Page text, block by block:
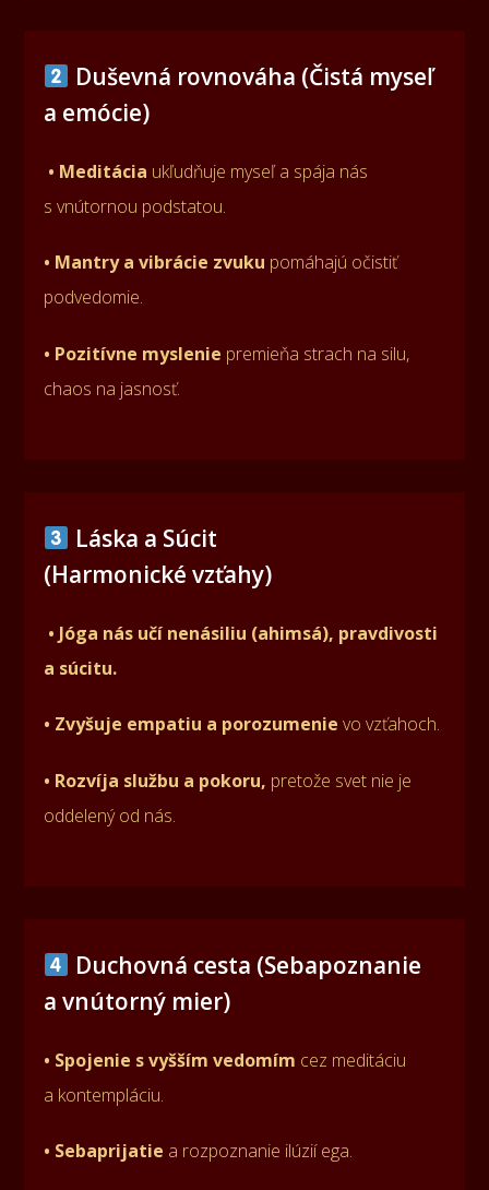
Duševná rovnováha (Čistá myseľ
a emócie)
• Meditácia ukľudňuje myseľ a spája nás
s vnútornou podstatou.
• Mantry a vibrácie zvuku pomáhajú očistiť
podvedomie.
• Pozitívne myslenie premieňa strach na silu,
chaos na jasnosť.
Láska a Súcit
(Harmonické vzťahy)
• Jóga nás učí nenásiliu (ahimsá), pravdivosti
a súcitu.
• Zvyšuje empatiu a porozumenie vo vzťahoch.
• Rozvíja službu a pokoru, pretože svet nie je
oddelený od nás.
Duchovná cesta (Sebapoznanie
a vnútorný mier)
• Spojenie s vyšším vedomím cez meditáciu
a kontempláciu.
• Sebaprijatie a rozpoznanie ilúzií ega.